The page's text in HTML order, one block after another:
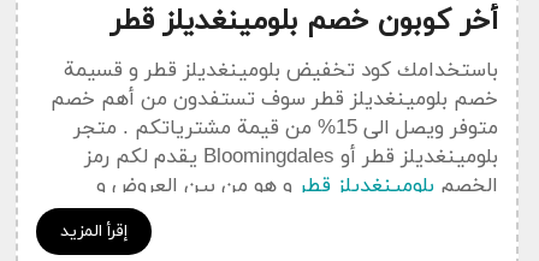
إقرأ المزيد
أخر كوبون خصم بلومينغديلز قطر
باستخدامك كود تخفيض بلومينغديلز قطر و قسيمة
خصم بلومينغديلز قطر سوف تستفدون من أهم خصم
متوفر ويصل الى 15% من قيمة مشترياتكم . متجر
بلومينغديلز قطر أو Bloomingdales يقدم لكم رمز
الخصم بلومينغديلز قطر و هو من بين العروض و
الخصومات المهمة التي يعمل كوبون سعودي على
نشرها في هدا القسم الخاص بجديد التخفيضات و